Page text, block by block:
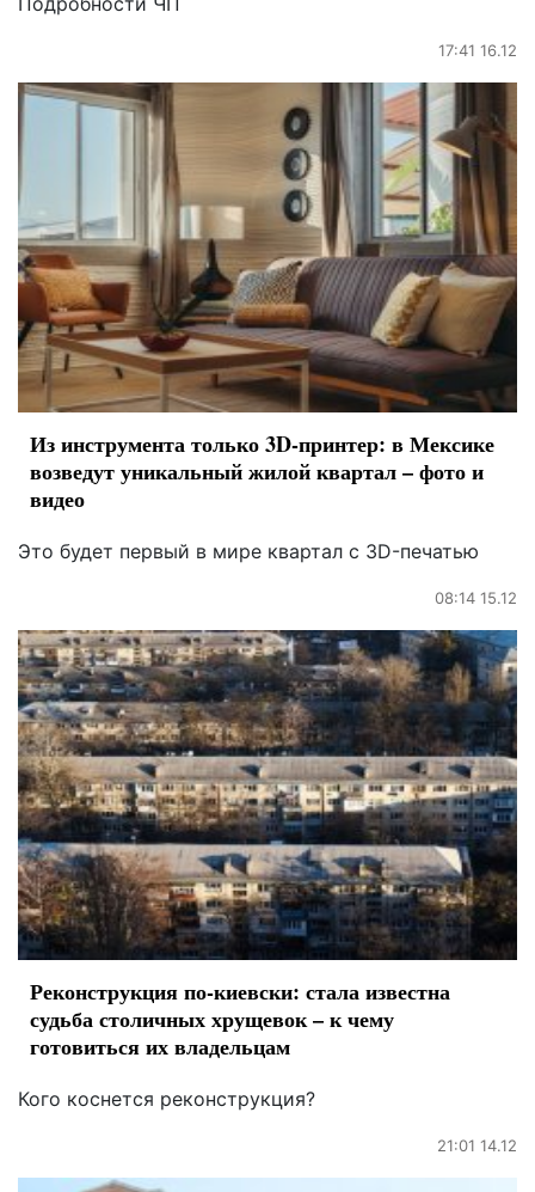
17:41 16.12
Из инструмента только 3D-принтер: в Мексике
возведут уникальный жилой квартал – фото и
видео
Это будет первый в мире квартал с 3D-печатью
08:14 15.12
Реконструкция по-киевски: стала известна
судьба столичных хрущевок – к чему
готовиться их владельцам
Кого коснется реконструкция?
21:01 14.12